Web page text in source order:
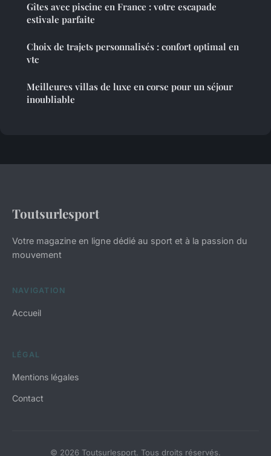
Gîtes avec piscine en France : votre escapade
estivale parfaite
Choix de trajets personnalisés : confort optimal en
vtc
Meilleures villas de luxe en corse pour un séjour
inoubliable
Toutsurlesport
Votre magazine en ligne dédié au sport et à la passion du
mouvement
NAVIGATION
Accueil
LÉGAL
Mentions légales
Contact
© 2026 Toutsurlesport. Tous droits réservés.